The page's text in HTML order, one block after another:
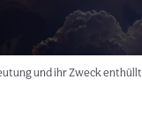
und ihr Zweck enthüllt